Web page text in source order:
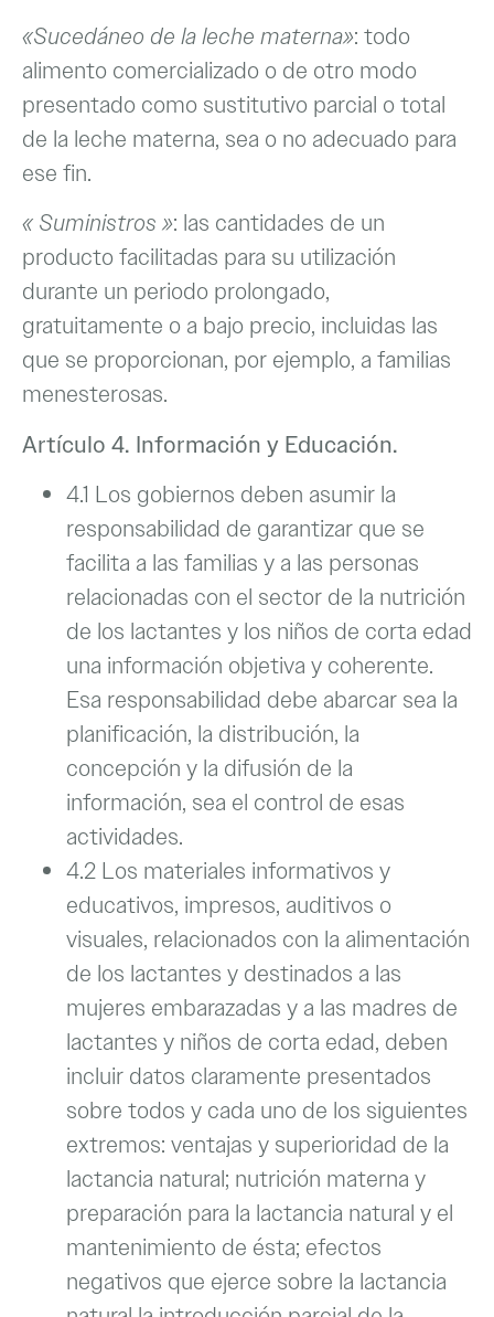
«Sucedáneo de la leche materna»: todo
alimento comercializado o de otro modo
presentado como sustitutivo parcial o total
de la leche materna, sea o no adecuado para
ese fin.
« Suministros »: las cantidades de un
producto facilitadas para su utilización
durante un periodo prolongado,
gratuitamente o a bajo precio, incluidas las
que se proporcionan, por ejemplo, a familias
menesterosas.
Artículo 4. Información y Educación.
4.1 Los gobiernos deben asumir la
responsabilidad de garantizar que se
facilita a las familias y a las personas
relacionadas con el sector de la nutrición
de los lactantes y los niños de corta edad
una información objetiva y coherente.
Esa responsabilidad debe abarcar sea la
planificación, la distribución, la
concepción y la difusión de la
información, sea el control de esas
actividades.
4.2 Los materiales informativos y
educativos, impresos, auditivos o
visuales, relacionados con la alimentación
de los lactantes y destinados a las
mujeres embarazadas y a las madres de
lactantes y niños de corta edad, deben
incluir datos claramente presentados
sobre todos y cada uno de los siguientes
extremos: ventajas y superioridad de la
lactancia natural; nutrición materna y
preparación para la lactancia natural y el
mantenimiento de ésta; efectos
negativos que ejerce sobre la lactancia